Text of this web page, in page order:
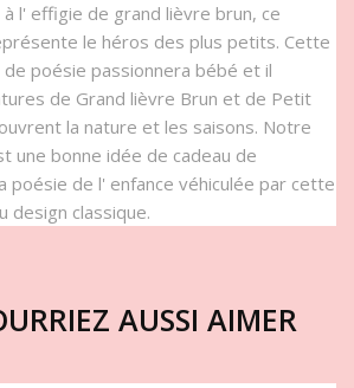
l' effigie de grand lièvre brun, ce
le héros des plus petits. Cette
poésie passionnera bébé et il
de Grand lièvre Brun et de Petit
la nature et les saisons. Notre
une bonne idée de cadeau de
poésie de l' enfance véhiculée par cette
design classique.
AUSSI AIMER